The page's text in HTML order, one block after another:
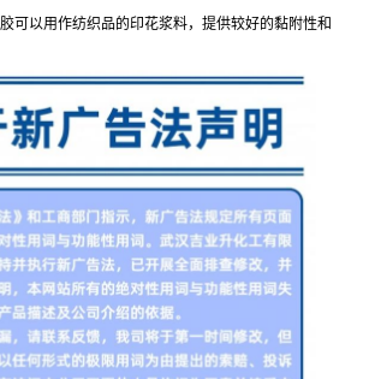
可以用作纺织品的印花浆料，提供较好的黏附性和